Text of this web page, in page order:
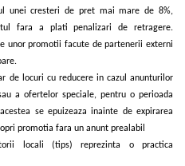
unei cresteri de pret mai mare de 8%,
fara a plati penalizari de retragere.
unor promotii facute de partenerii externi
de locuri cu reducere in cazul anunturilor
a ofertelor speciale, pentru o perioada
se epuizeaza inainte de expirarea
promotia fara un anunt prealabil
locali (tips) reprezinta o practica